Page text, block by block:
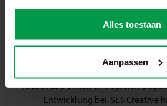
Alles toestaan
Aanpassen
(EN-71). Sie werden in unserer
so dass SES Creative von Anfang
Entwicklung
Kreatives Denken und Spielen
Entwicklung bei. SES Creative